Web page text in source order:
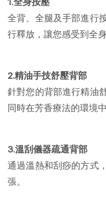
全背、全腿及手部進行
行釋放，讓您感受到全身
2.精油手技舒壓背部
針對您的背部進行精油
同時在芳香療法的環境
3.溫刮儀器疏通背部
通過溫熱和刮痧的方式
張。